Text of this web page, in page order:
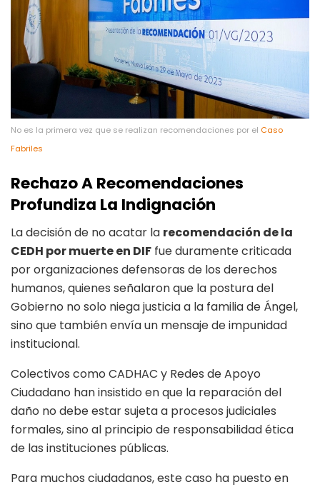
No es la primera vez que se realizan recomendaciones por el Caso
Fabriles
Rechazo A Recomendaciones
Profundiza La Indignación
La decisión de no acatar la recomendación de la
CEDH por muerte en DIF fue duramente criticada
por organizaciones defensoras de los derechos
humanos, quienes señalaron que la postura del
Gobierno no solo niega justicia a la familia de Ángel,
sino que también envía un mensaje de impunidad
institucional.
Colectivos como CADHAC y Redes de Apoyo
Ciudadano han insistido en que la reparación del
daño no debe estar sujeta a procesos judiciales
formales, sino al principio de responsabilidad ética
de las instituciones públicas.
Para muchos ciudadanos, este caso ha puesto en